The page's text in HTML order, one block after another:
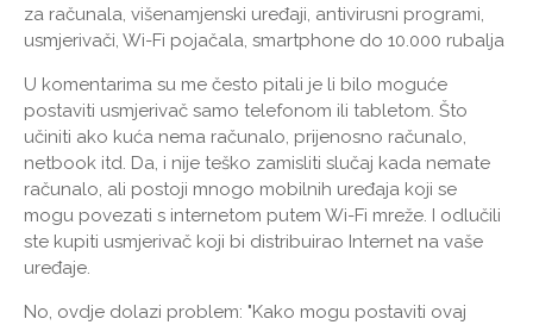
za računala, višenamjenski uređaji, antivirusni programi,
usmjerivači, Wi-Fi pojačala, smartphone do 10.000 rubalja
U komentarima su me često pitali je li bilo moguće
postaviti usmjerivač samo telefonom ili tabletom. Što
učiniti ako kuća nema računalo, prijenosno računalo,
netbook itd. Da, i nije teško zamisliti slučaj kada nemate
računalo, ali postoji mnogo mobilnih uređaja koji se
mogu povezati s internetom putem Wi-Fi mreže. I odlučili
ste kupiti usmjerivač koji bi distribuirao Internet na vaše
uređaje.
No, ovdje dolazi problem: "Kako mogu postaviti ovaj